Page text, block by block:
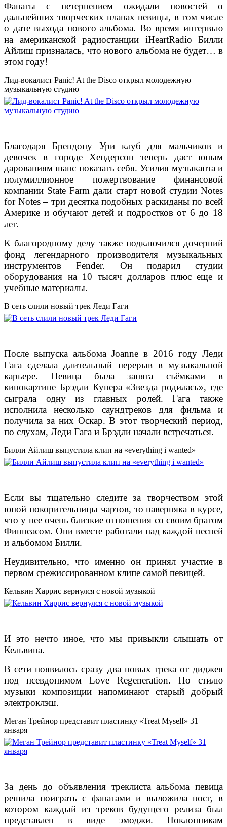
Фанаты с нетерпением ожидали новостей о
дальнейших творческих планах певицы, в том числе
о дате выхода нового альбома. Во время интервью
на американской радиостанции iHeartRadio Билли
Айлиш призналась, что нового альбома не будет… в
этом году!
Лид-вокалист Panic! At the Disco открыл молодежную
музыкальную студию
Благодаря Брендону Ури клуб для мальчиков и
девочек в городе Хендерсон теперь даст юным
дарованиям шанс показать себя. Усилия музыканта и
полумиллионное пожертвование финансовой
компании State Farm дали старт новой студии Notes
for Notes – три десятка подобных раскиданы по всей
Америке и обучают детей и подростков от 6 до 18
лет.
К благородному делу также подключился дочерний
фонд легендарного производителя музыкальных
инструментов Fender. Он подарил студии
оборудования на 10 тысяч долларов плюс еще и
учебные материалы.
В сеть слили новый трек Леди Гаги
После выпуска альбома Joanne в 2016 году Леди
Гага сделала длительный перерыв в музыкальной
карьере. Певица была занята съёмками в
кинокартине Брэдли Купера «Звезда родилась», где
сыграла одну из главных ролей. Гага также
исполнила несколько саундтреков для фильма и
получила за них Оскар. В этот творческий период,
по слухам, Леди Гага и Брэдли начали встречаться.
Билли Айлиш выпустила клип на «everything i wanted»
Если вы тщательно следите за творчеством этой
юной покорительницы чартов, то наверняка в курсе,
что у нее очень близкие отношения со своим братом
Финнеасом. Они вместе работали над каждой песней
и альбомом Билли.
Неудивительно, что именно он принял участие в
первом срежиссированном клипе самой певицей.
Кельвин Харрис вернулся с новой музыкой
И это нечто иное, что мы привыкли слышать от
Кельвина.
В сети появилось сразу два новых трека от диджея
под псевдонимом Love Regeneration. По стилю
музыки композиции напоминают старый добрый
электроклэш.
Меган Трейнор представит пластинку «Treat Myself» 31
января
За день до объявления треклиста альбома певица
решила поиграть с фанатами и выложила пост, в
котором каждый из треков будущего релиза был
представлен в виде эмоджи. Поклонникам